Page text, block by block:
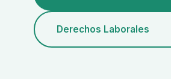
Derechos Laborales